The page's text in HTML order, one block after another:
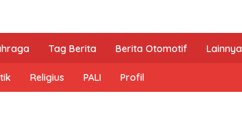
Tag Berita Berita Otomotif Lainnya
Religius PALI Profil